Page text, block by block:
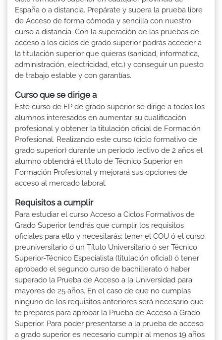
España o a distancia. Prepárate y supera la prueba libre
de Acceso de forma cómoda y sencilla con nuestro
curso a distancia. Con la superación de las pruebas de
acceso a los ciclos de grado superior podrás acceder a
la titulación superior que quieras (sanidad, informática,
administración, electricidad, etc.) y conseguir un puesto
de trabajo estable y con garantías.
Curso que se dirige a
Este curso de FP de grado superior se dirige a todos los
alumnos interesados en aumentar su cualificación
profesional y obtener la titulación oficial de Formación
Profesional. Realizando este curso (ciclo formativo de
grado superior) durante un período lectivo de 2 años el
alumno obtendrá el título de Técnico Superior en
Formación Profesional y mejorará sus opciones de
acceso al mercado laboral.
Requisitos a cumplir
Para estudiar el curso Acceso a Ciclos Formativos de
Grado Superior tendrás que cumplir los requisitos
oficiales para ello y necesitarás: tener el COU ó el curso
preuniversitario ó un Título Universitario ó ser Técnico
Superior-Técnico Especialista (titulación oficial) ó tener
aprobado el segundo curso de bachillerato ó haber
superado la Prueba de Acceso a la Universidad para
mayores de 25 años. En el caso de que no cumplas
ninguno de los requisitos anteriores será necesario que
te prepares para aprobar la Prueba de Acceso a Grado
Superior. Para poder presentarse a la prueba de acceso
a grado superior es necesario cumplir al menos 19 años